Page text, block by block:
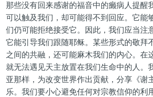
那些没有回来感谢的福音中的癞病人提醒
可以触及我们，却可能得不到回应。它能
们仍可能拒绝接受它。因此，我们应当注
它能引导我们跟随耶稣。某些形式的敬拜
之间的共融， 还可能麻木我们的内心。在
就无法遇见天主放置在我们生命中的人。
亚那样，为改变世界作出贡献，分享《谢
乐。我们要小心避免任何对宗教信仰的利